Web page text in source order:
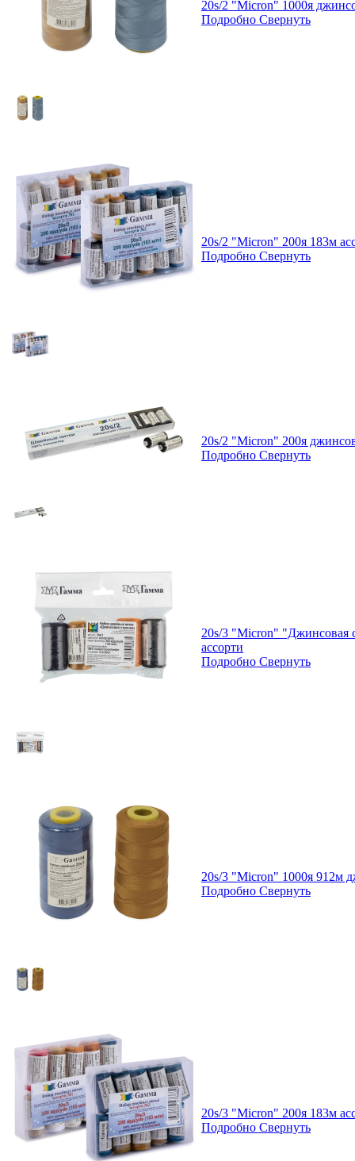
20s/2 "Micron" 1000я
Подробно Свернуть
20s/2 "Micron" 200я 183м
Подробно Свернуть
20s/2 "Micron" 200я
Подробно Свернуть
20s/3 "Micron" "Джинсовая
ассорти
Подробно Свернуть
20s/3 "Micron" 1000я 912м
Подробно Свернуть
20s/3 "Micron" 200я 183м
Подробно Свернуть